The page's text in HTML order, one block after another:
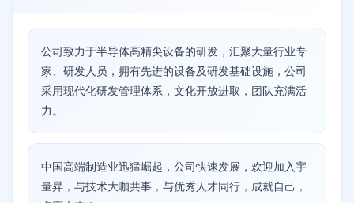
公司致力于半导体高精尖设备的研发，汇聚大量行业专
家、研发人员，拥有先进的设备及研发基础设施，公司
采用现代化研发管理体系，文化开放进取，团队充满活
力。
中国高端制造业迅猛崛起，公司快速发展，欢迎加入宇
量昇，与技术大咖共事，与优秀人才同行，成就自己，